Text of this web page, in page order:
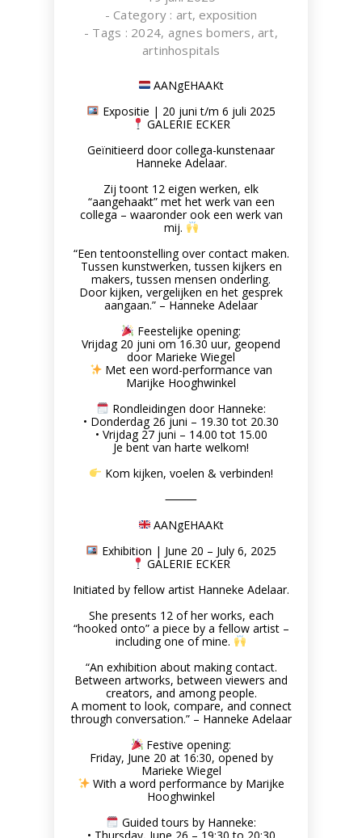
Artwork made of sticky seeds,
SEEDWORKS
SdW002 | Growing Shirt
Artwork made of sticky seeds,
SEEDWORKS
- Category : art, exposition
- Tags : 2024, agnes bomers, art,
artinhospitals
AANgEHAAKt
Expositie | 20 juni t/m 6 juli 2025
GALERIE ECKER
Geïnitieerd door collega-kunstenaar
Hanneke Adelaar.
Zij toont 12 eigen werken, elk
“aangehaakt” met het werk van een
collega – waaronder ook een werk van
mij.
“Een tentoonstelling over contact maken.
Tussen kunstwerken, tussen kijkers en
makers, tussen mensen onderling.
Door kijken, vergelijken en het gesprek
aangaan.” – Hanneke Adelaar
Feestelijke opening:
Vrijdag 20 juni om 16.30 uur, geopend
door Marieke Wiegel
Met een word-performance van
Marijke Hooghwinkel
Rondleidingen door Hanneke:
• Donderdag 26 juni – 19.30 tot 20.30
• Vrijdag 27 juni – 14.00 tot 15.00
Je bent van harte welkom!
Kom kijken, voelen & verbinden!
⸻
AANgEHAAKt
Exhibition | June 20 – July 6, 2025
GALERIE ECKER
Initiated by fellow artist Hanneke Adelaar.
She presents 12 of her works, each
“hooked onto” a piece by a fellow artist –
including one of mine.
“An exhibition about making contact.
Between artworks, between viewers and
creators, and among people.
A moment to look, compare, and connect
through conversation.” – Hanneke Adelaar
Festive opening:
Friday, June 20 at 16:30, opened by
Marieke Wiegel
With a word performance by Marijke
Hooghwinkel
Guided tours by Hanneke: